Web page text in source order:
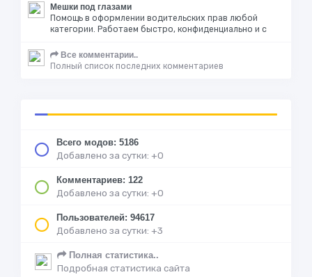
Мешки под глазами
Помощь в оформлении водительских прав любой
категории. Работаем быстро, конфиденциально и с
Все комментарии..
Полный список последних комментариев
Всего модов: 5186
Добавлено за сутки: +0
Комментариев: 122
Добавлено за сутки: +0
Пользователей: 94617
Добавлено за сутки: +3
Полная статистика..
Подробная статистика сайта